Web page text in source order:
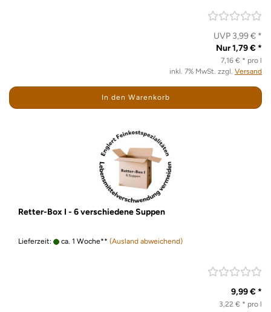
UVP 3,99 € *
Nur 1,79 € *
7,16 € * pro l
inkl. 7% MwSt. zzgl. Versand
In den Warenkorb
Retter-Box I - 6 verschiedene Suppen
Lieferzeit: ca. 1 Woche** (Ausland abweichend)
9,99 € *
3,22 € * pro l